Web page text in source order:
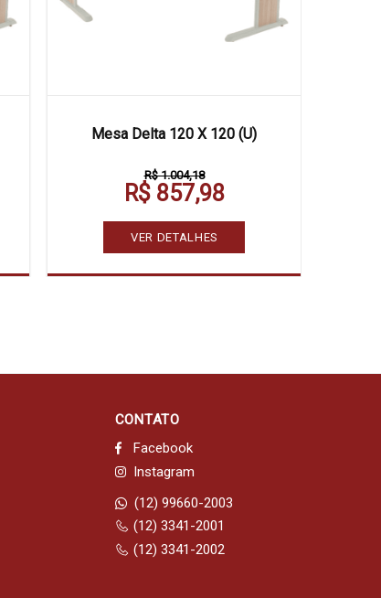
Mesa Delta 120 X 120 (U)
R$ 1.004,18
R$ 857,98
VER DETALHES
CONTATO
Facebook
Instagram
(12) 99660-2003
(12) 3341-2001
(12) 3341-2002